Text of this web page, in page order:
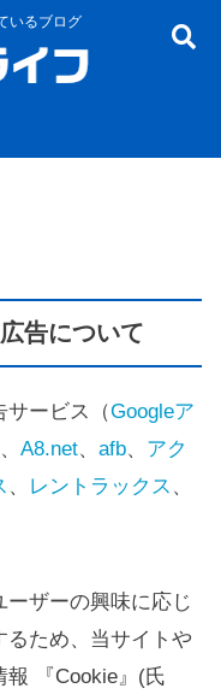
いるブログ
告について
サービス（Googleア
、 A8.net、 afb、 アク
、 レントラックス 、
ザーの興味に応じ
るため、当サイトや
報 『Cookie』(氏